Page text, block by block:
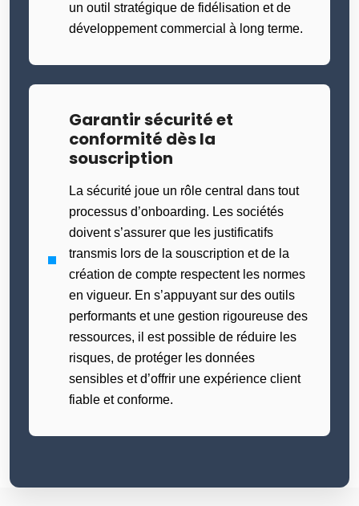
un outil stratégique de fidélisation et de
développement commercial à long terme.
Garantir sécurité et
conformité dès la
souscription
La sécurité joue un rôle central dans tout
processus d’onboarding. Les sociétés
doivent s’assurer que les justificatifs
transmis lors de la souscription et de la
création de compte respectent les normes
en vigueur. En s’appuyant sur des outils
performants et une gestion rigoureuse des
ressources, il est possible de réduire les
risques, de protéger les données
sensibles et d’offrir une expérience client
fiable et conforme.